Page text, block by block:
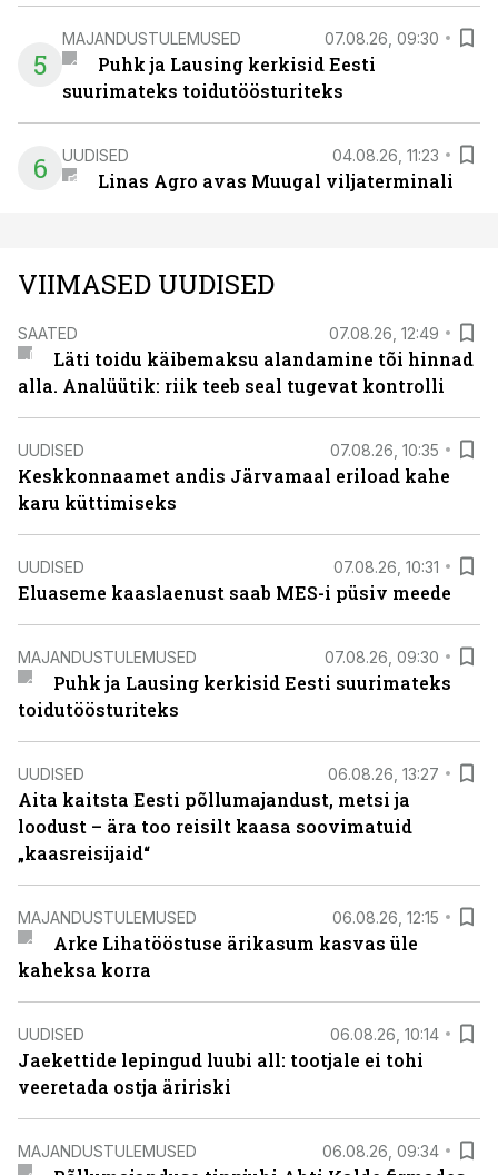
5
MAJANDUSTULEMUSED 07.08.26, 09:30
Puhk ja Lausing kerkisid Eesti
suurimateks toidutöösturiteks
6 UUDISED 04.08.26, 11:23
Linas Agro avas Muugal viljaterminali
VIIMASED UUDISED
SAATED 07.08.26, 12:49
Läti toidu käibemaksu alandamine tõi hinnad
alla. Analüütik: riik teeb seal tugevat kontrolli
UUDISED 07.08.26, 10:35
Keskkonnaamet andis Järvamaal eriload kahe
karu küttimiseks
UUDISED 07.08.26, 10:31
Eluaseme kaaslaenust saab MES-i püsiv meede
MAJANDUSTULEMUSED 07.08.26, 09:30
Puhk ja Lausing kerkisid Eesti suurimateks
toidutöösturiteks
UUDISED 06.08.26, 13:27
Aita kaitsta Eesti põllumajandust, metsi ja
loodust – ära too reisilt kaasa soovimatuid
„kaasreisijaid“
MAJANDUSTULEMUSED 06.08.26, 12:15
Arke Lihatööstuse ärikasum kasvas üle
kaheksa korra
UUDISED 06.08.26, 10:14
Jaekettide lepingud luubi all: tootjale ei tohi
veeretada ostja äririski
MAJANDUSTULEMUSED 06.08.26, 09:34